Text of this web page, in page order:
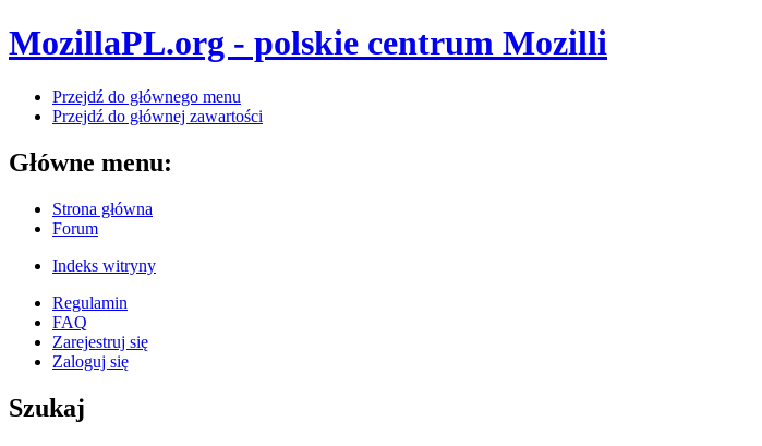
MozillaPL.org - polskie centrum Mozilli
Przejdź do głównego menu
Przejdź do głównej zawartości
Główne menu:
Strona główna
Forum
Indeks witryny
Regulamin
FAQ
Zarejestruj się
Zaloguj się
Szukaj